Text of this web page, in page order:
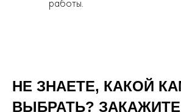
работы.
НЕ ЗНАЕТЕ, КАКОЙ
ВЫБРАТЬ?